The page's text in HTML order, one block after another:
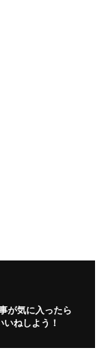
が気に入ったら
いねしよう！